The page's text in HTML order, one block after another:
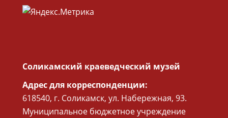
Соликамский краеведческий музей
Адрес для корреспонденции:
618540, г. Соликамск, ул. Набережная, 93.
Муниципальное бюджетное учреждение